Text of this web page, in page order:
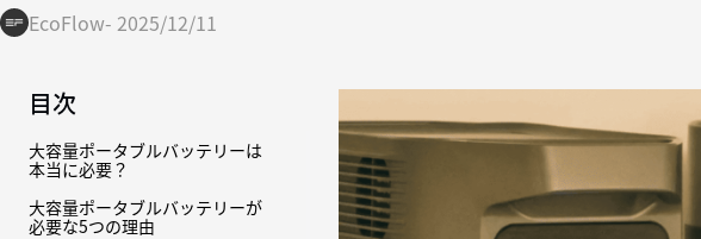
EcoFlow- 2025/12/11
目次
大容量ポータブルバッテリーは
本当に必要？
大容量ポータブルバッテリーが
必要な5つの理由